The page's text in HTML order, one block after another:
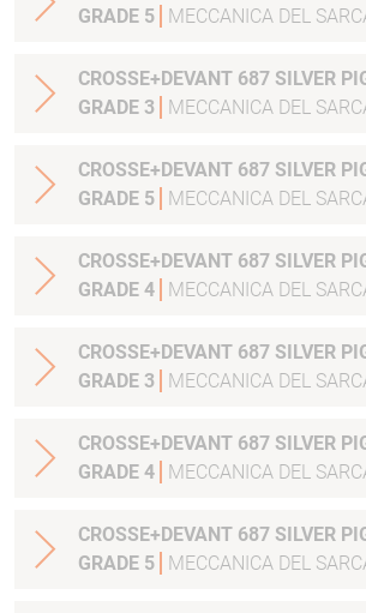
GRADE 5
MECCANICA DEL
CROSSE+DEVANT 687 SILVER
GRADE 3
MECCANICA DEL
CROSSE+DEVANT 687 SILVER
GRADE 5
MECCANICA DEL
CROSSE+DEVANT 687 SILVER
GRADE 4
MECCANICA DEL
CROSSE+DEVANT 687 SILVER
GRADE 3
MECCANICA DEL
CROSSE+DEVANT 687 SILVER
GRADE 4
MECCANICA DEL
CROSSE+DEVANT 687 SILVER
GRADE 5
MECCANICA DEL